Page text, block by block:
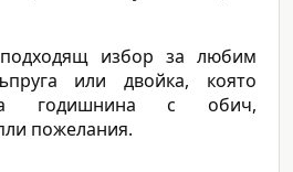
избор за любим
или двойка, която
годишнина с обич,
пожелания.